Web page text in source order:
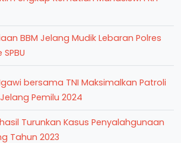
BBM Jelang Mudik Lebaran Polres
bersama TNI Maksimalkan Patroli
Pemilu 2024
Turunkan Kasus Penyalahgunaan
Tahun 2023